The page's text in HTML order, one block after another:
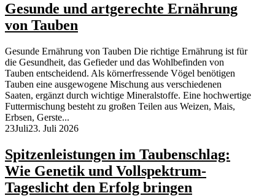
Gesunde und artgerechte Ernährung
von Tauben
Gesunde Ernährung von Tauben Die richtige Ernährung ist für
die Gesundheit, das Gefieder und das Wohlbefinden von
Tauben entscheidend. Als körnerfressende Vögel benötigen
Tauben eine ausgewogene Mischung aus verschiedenen
Saaten, ergänzt durch wichtige Mineralstoffe. Eine hochwertige
Futtermischung besteht zu großen Teilen aus Weizen, Mais,
Erbsen, Gerste...
23Juli23. Juli 2026
Spitzenleistungen im Taubenschlag:
Wie Genetik und Vollspektrum-
Tageslicht den Erfolg bringen